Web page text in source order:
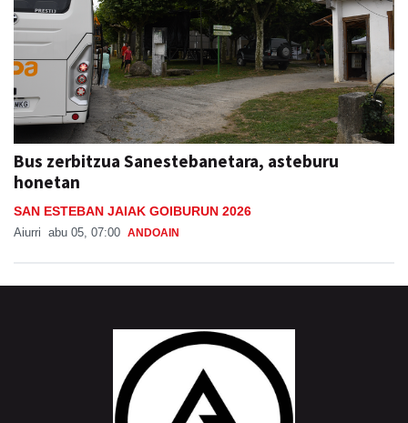
Bus zerbitzua Sanestebanetara, asteburu
honetan
SAN ESTEBAN JAIAK GOIBURUN 2026
Aiurri abu 05, 07:00 ANDOAIN